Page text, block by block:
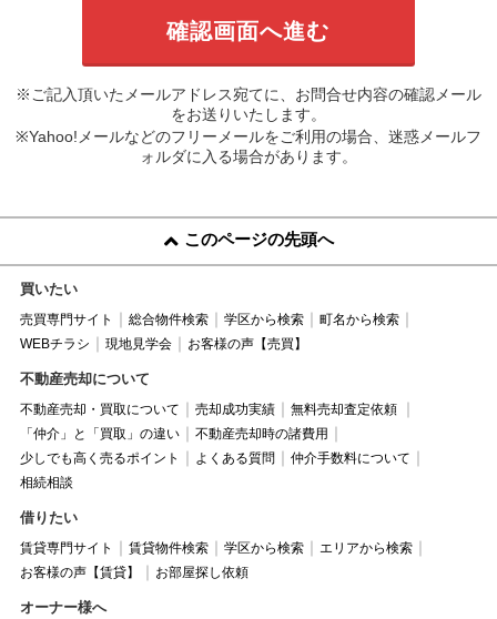
※ご記入頂いたメールアドレス宛てに、お問合せ内容の確認メール
をお送りいたします。
※Yahoo!メールなどのフリーメールをご利用の場合、迷惑メールフ
ォルダに入る場合があります。
このページの先頭へ
買いたい
売買専門サイト 総合物件検索 学区から検索
町名から検索
WEBチラシ
現地見学会 お客様の声【売買】
不動産売却について
不動産売却・買取について 売却成功実績
無料売却査定依頼
「仲介」と「買取」の違い
不動産売却時の諸費用
少しでも高く売るポイント
よくある質問
仲介手数料について
相続相談
借りたい
賃貸専門サイト 賃貸物件検索 学区から検索
エリアから検索
お客様の声【賃貸】
お部屋探し依頼
オーナー様へ